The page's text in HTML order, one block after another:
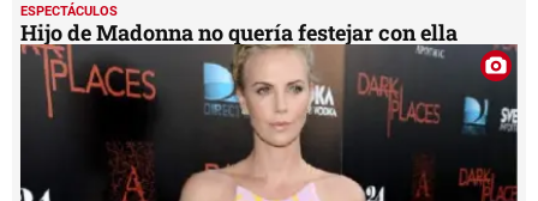
ESPECTÁCULOS
Hijo de Madonna no quería festejar con ella